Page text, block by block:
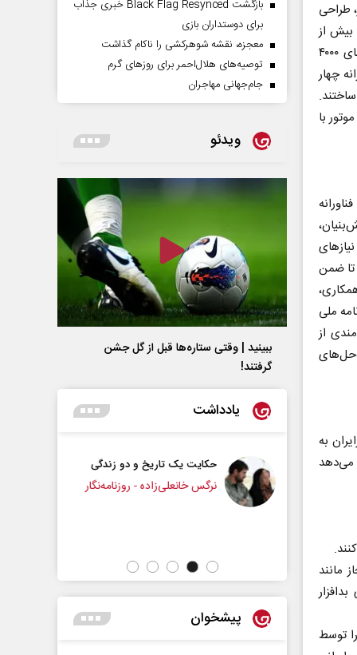
طراحی
بیش از
۱۳۰موتور بنزینی و مطالعه دستاورد ۱۳سازنده نامی موتور در سطح جهان، موتور مبنای ۴۰۰۰
چهار
آمد و ۱۰ بخش اصلی موتور با
تا ضمن
ملی
از
درایران به
می‌دهد
مانند
توسط
بازگشت Black Flag Resynced خبری جذاب
برای دوستداران بازی
معجزه، نقشه شوهرکشی را ناکام گذاشت
توصیه‌های هلال‌احمر برای روز‌های گرم
جام‌جهانی مهاجران
ویدئو
ببینید | وقتی ستاره‌ها قبل از گل جشن
گرفتند!
یادداشت
تاریخ و دو زندگی
- روزنامه‌نگار
چرایی عقب‌نشینی ترامپ؟
پیشخوان